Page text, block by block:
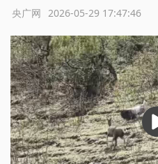
2026-05-29 17:47:46
央广网